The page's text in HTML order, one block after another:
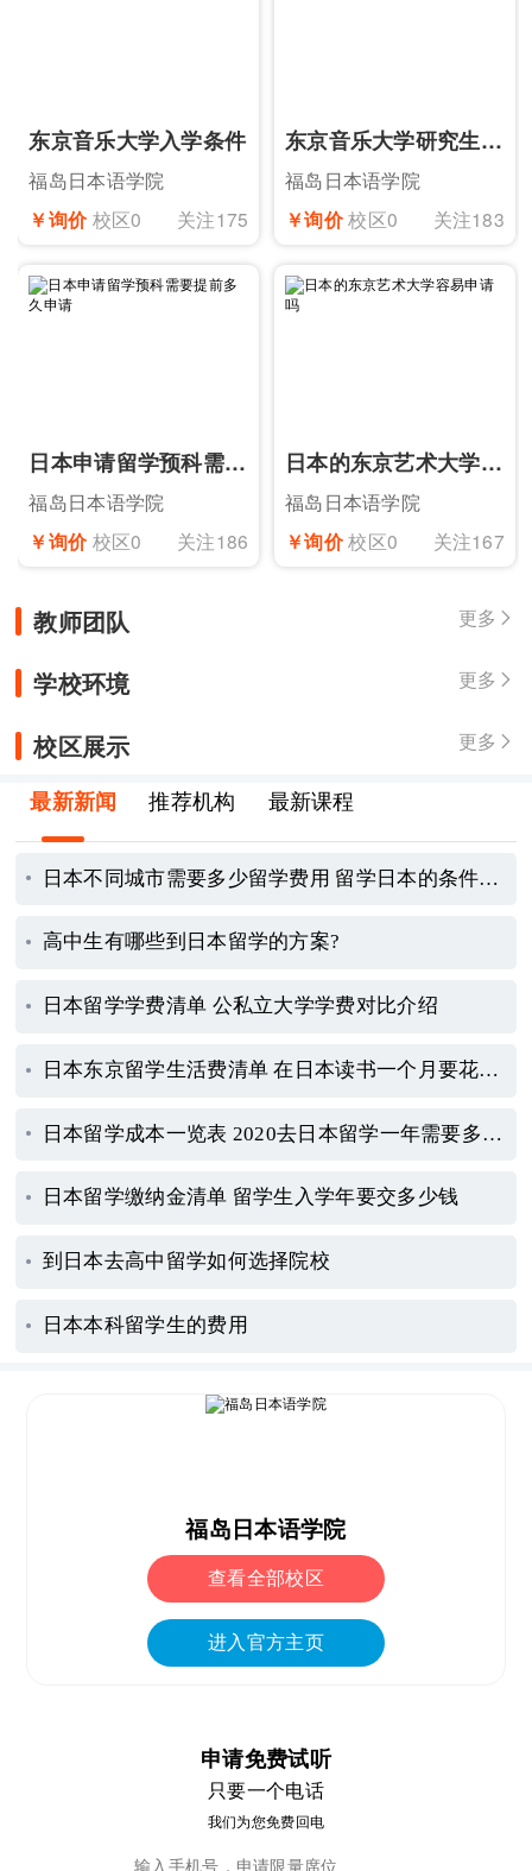
东京音乐大学入学条件
福岛日本语学院
￥询价 校区0 关注175
东京音乐大学研究生申请条件有哪些
福岛日本语学院
￥询价校区0 关注183
日本申请留学预科需要提前多久申请
福岛日本语学院
￥询价 校区0 关注186
日本的东京艺术大学容易申请吗
福岛日本语学院
￥询价校区0 关注167
教师团队 更多 
学校环境 更多 
校区展示 更多 
最新新闻 推荐机构 最新课程
日本不同城市需要多少留学费用 留学日本的条件有哪些
高中生有哪些到日本留学的方案?
日本留学学费清单 公私立大学学费对比介绍
日本东京留学生活费清单 在日本读书一个月要花多少钱
日本留学成本一览表 2020去日本留学一年需要多少钱
日本留学缴纳金清单 留学生入学年要交多少钱
到日本去高中留学如何选择院校
日本本科留学生的费用
福岛日本语学院
查看全部校区
进入官方主页
申请免费试听
只要一个电话
我们为您免费回电